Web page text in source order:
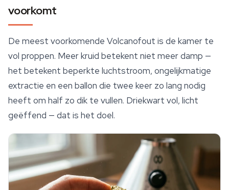
voorkomt
De meest voorkomende Volcanofout is de kamer te
vol proppen. Meer kruid betekent niet meer damp —
het betekent beperkte luchtstroom, ongelijkmatige
extractie en een ballon die twee keer zo lang nodig
heeft om half zo dik te vullen. Driekwart vol, licht
geëffend — dat is het doel.